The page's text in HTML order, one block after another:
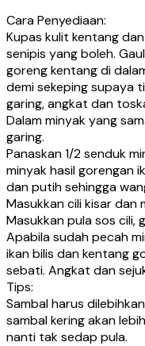
Cara Penyediaan:
Kupas kulit kentang
senipis yang boleh.
goreng kentang di
demi sekeping supaya
garing, angkat dan
Dalam minyak yang
garing.
Panaskan 1/2 senduk
minyak hasil gorengan
dan putih sehingga
Masukkan cili kisar dan
Masukkan pula sos cili,
Apabila sudah pecah
ikan bilis dan kentang
sebati. Angkat dan
Tips:
Sambal harus
sambal kering akan
nanti tak sedap pula.